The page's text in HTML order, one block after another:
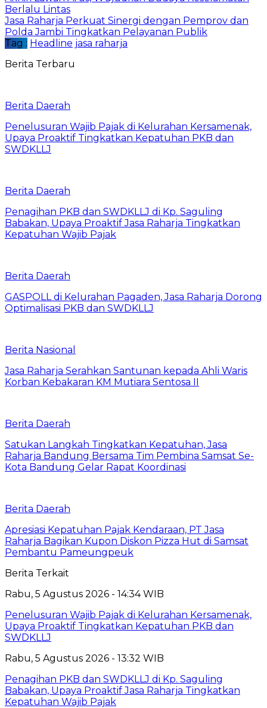
Berlalu Lintas
Jasa Raharja Perkuat Sinergi dengan Pemprov dan
Polda Jambi Tingkatkan Pelayanan Publik
Tag : Headline jasa raharja
Berita Terbaru
Berita Daerah
Penelusuran Wajib Pajak di Kelurahan Kersamenak,
Upaya Proaktif Tingkatkan Kepatuhan PKB dan
SWDKLLJ
Berita Daerah
Penagihan PKB dan SWDKLLJ di Kp. Saguling
Babakan, Upaya Proaktif Jasa Raharja Tingkatkan
Kepatuhan Wajib Pajak
Berita Daerah
GASPOLL di Kelurahan Pagaden, Jasa Raharja Dorong
Optimalisasi PKB dan SWDKLLJ
Berita Nasional
Jasa Raharja Serahkan Santunan kepada Ahli Waris
Korban Kebakaran KM Mutiara Sentosa II
Berita Daerah
Satukan Langkah Tingkatkan Kepatuhan, Jasa
Raharja Bandung Bersama Tim Pembina Samsat Se-
Kota Bandung Gelar Rapat Koordinasi
Berita Daerah
Apresiasi Kepatuhan Pajak Kendaraan, PT Jasa
Raharja Bagikan Kupon Diskon Pizza Hut di Samsat
Pembantu Pameungpeuk
Berita Terkait
Rabu, 5 Agustus 2026 - 14:34 WIB
Penelusuran Wajib Pajak di Kelurahan Kersamenak,
Upaya Proaktif Tingkatkan Kepatuhan PKB dan
SWDKLLJ
Rabu, 5 Agustus 2026 - 13:32 WIB
Penagihan PKB dan SWDKLLJ di Kp. Saguling
Babakan, Upaya Proaktif Jasa Raharja Tingkatkan
Kepatuhan Wajib Pajak